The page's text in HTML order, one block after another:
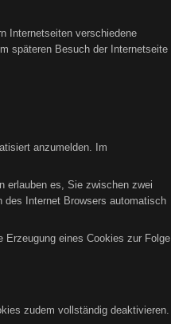
Internetseiten verschiedene
späteren Besuch der Internetseite
anzumelden. Im
erlauben es, Sie zwischen zwei
des Internet Browsers automatisch
Erzeugung eines Cookies zur Folge
zudem vollständig deaktivieren.